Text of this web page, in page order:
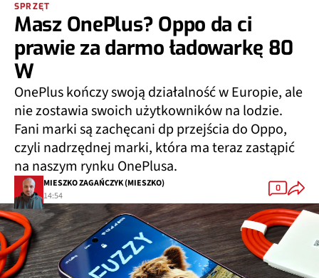
SPRZĘT
Masz OnePlus? Oppo da ci
prawie za darmo ładowarkę 80
W
OnePlus kończy swoją działalność w Europie, ale
nie zostawia swoich użytkowników na lodzie.
Fani marki są zachęcani dp przejścia do Oppo,
czyli nadrzędnej marki, która ma teraz zastąpić
na naszym rynku OnePlusa.
MIESZKO ZAGAŃCZYK (MIESZKO)
14:54
0